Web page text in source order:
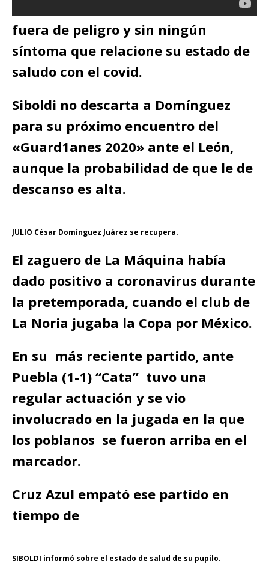
fuera de peligro y sin ningún
síntoma que relacione su estado de
saludo con el covid.
Siboldi no descarta a Domínguez
para su próximo encuentro del
«Guard1anes 2020» ante el León,
aunque la probabilidad de que le de
descanso es alta.
JULIO César Domínguez Juárez se recupera.
El zaguero de La Máquina había
dado positivo a coronavirus durante
la pretemporada, cuando el club de
La Noria jugaba la Copa por México.
En su más reciente partido, ante
Puebla (1-1) “Cata” tuvo una
regular actuación y se vio
involucrado en la jugada en la que
los poblanos se fueron arriba en el
marcador.
Cruz Azul empató ese partido en
tiempo de
SIBOLDI informó sobre el estado de salud de su pupilo.